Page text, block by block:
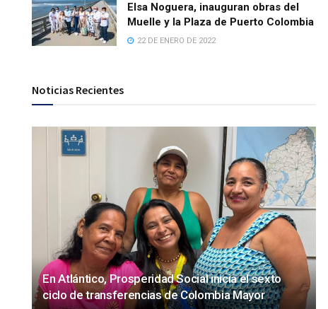
Elsa Noguera, inauguran obras del
Muelle y la Plaza de Puerto Colombia
22 DE ENERO DE 2022
Noticias Recientes
En Atlántico, Prosperidad Social inicia el sexto
ciclo de transferencias de Colombia Mayor